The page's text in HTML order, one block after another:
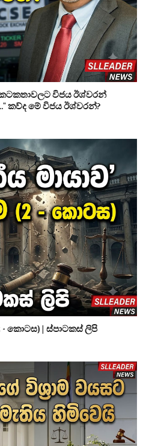
විජය ඊශ්වරන්
කව්ද මේ විජය ඊශ්වරන්?
- කොටස) | ස්පාටකස් ලිපි